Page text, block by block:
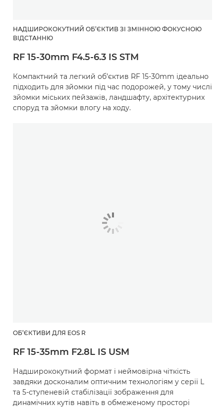
НАДШИРОКОКУТНИЙ ОБ’ЄКТИВ ЗІ ЗМІННОЮ ФОКУСНОЮ
ВІДСТАННЮ
RF 15-30mm F4.5-6.3 IS STM
Компактний та легкий об’єктив RF 15-30mm ідеально
підходить для зйомки під час подорожей, у тому числі
зйомки міських пейзажів, ландшафту, архітектурних
споруд та зйомки влогу на ходу.
ОБ’ЄКТИВИ ДЛЯ EOS R
RF 15-35mm F2.8L IS USM
Надширококутний формат і неймовірна чіткість
завдяки досконалим оптичним технологіям у серії L
та 5-ступеневій стабілізації зображення для
динамічних кутів навіть в обмеженому просторі